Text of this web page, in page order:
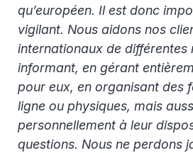
qu’européen. Il est donc
vigilant. Nous aidons nos
internationaux de différentes
informant, en gérant
pour eux, en organisant des
ligne ou physiques, mais
personnellement à leur
questions. Nous ne perdons